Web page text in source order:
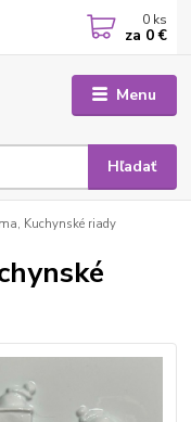
Menu
Hľadať
0 ks
za 0 €
Kuchynské riady